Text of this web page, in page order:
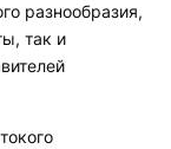
разнообразия,
так и